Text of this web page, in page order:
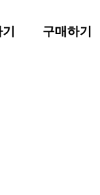
구매하기